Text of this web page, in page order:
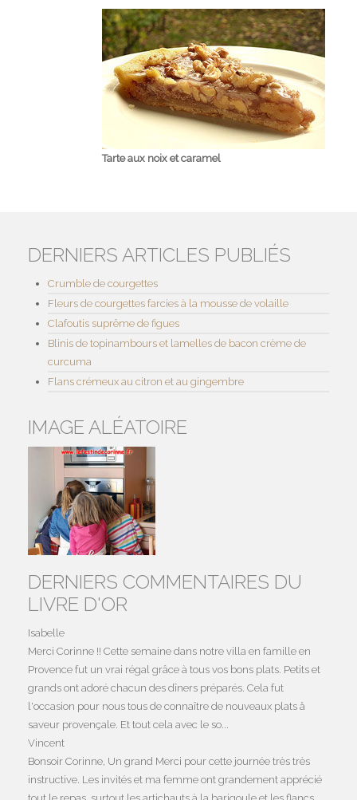
Tarte aux noix et caramel
DERNIERS ARTICLES PUBLIÉS
Crumble de courgettes
Fleurs de courgettes farcies à la mousse de volaille
Clafoutis suprême de figues
Blinis de topinambours et lamelles de bacon crème de
curcuma
Flans crémeux au citron et au gingembre
IMAGE ALÉATOIRE
DERNIERS COMMENTAIRES DU
LIVRE D'OR
Isabelle
Merci Corinne !! Cette semaine dans notre villa en famille en
Provence fut un vrai régal grâce à tous vos bons plats. Petits et
grands ont adoré chacun des dîners préparés. Cela fut
l'occasion pour nous tous de connaître de nouveaux plats å
saveur provençale. Et tout cela avec le so...
Vincent
Bonsoir Corinne, Un grand Merci pour cette journée très très
instructive. Les invités et ma femme ont grandement apprécié